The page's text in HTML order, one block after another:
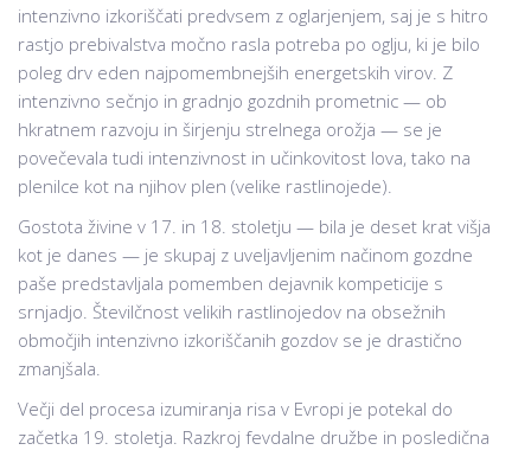
intenzivno izkoriščati predvsem z oglarjenjem, saj je s hitro
rastjo prebivalstva močno rasla potreba po oglju, ki je bilo
poleg drv eden najpomembnejših energetskih virov. Z
intenzivno sečnjo in gradnjo gozdnih prometnic — ob
hkratnem razvoju in širjenju strelnega orožja — se je
povečevala tudi intenzivnost in učinkovitost lova, tako na
plenilce kot na njihov plen (velike rastlinojede).
Gostota živine v 17. in 18. stoletju — bila je deset krat višja
kot je danes — je skupaj z uveljavljenim načinom gozdne
paše predstavljala pomemben dejavnik kompeticije s
srnjadjo. Številčnost velikih rastlinojedov na obsežnih
območjih intenzivno izkoriščanih gozdov se je drastično
zmanjšala.
Večji del procesa izumiranja risa v Evropi je potekal do
začetka 19. stoletja. Razkroj fevdalne družbe in posledična